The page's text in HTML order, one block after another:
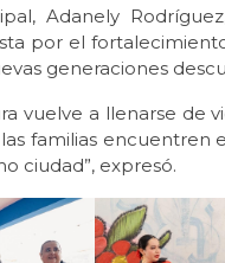
Adanely
por el
generaciones
vuelve a llenarse de
familias encuentren
ciudad”, expresó.